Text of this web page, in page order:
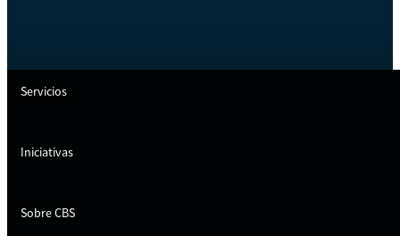
Servicios
Iniciativas
Sobre CBS